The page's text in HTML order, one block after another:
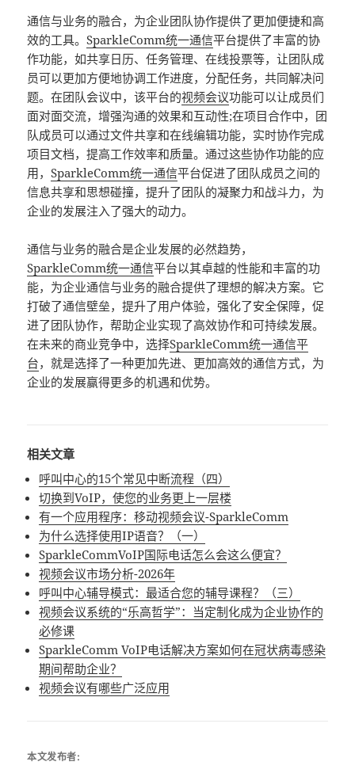
通信与业务的融合，为企业团队协作提供了更加便捷和高
效的工具。SparkleComm统一通信平台提供了丰富的协
作功能，如共享日历、任务管理、在线投票等，让团队成
员可以更加方便地协调工作进度，分配任务，共同解决问
题。在团队会议中，该平台的视频会议功能可以让成员们
面对面交流，增强沟通的效果和互动性;在项目合作中，团
队成员可以通过文件共享和在线编辑功能，实时协作完成
项目文档，提高工作效率和质量。通过这些协作功能的应
用，SparkleComm统一通信平台促进了团队成员之间的
信息共享和思想碰撞，提升了团队的凝聚力和战斗力，为
企业的发展注入了强大的动力。
通信与业务的融合是企业发展的必然趋势，
SparkleComm统一通信平台以其卓越的性能和丰富的功
能，为企业通信与业务的融合提供了理想的解决方案。它
打破了通信壁垒，提升了用户体验，强化了安全保障，促
进了团队协作，帮助企业实现了高效协作和可持续发展。
在未来的商业竞争中，选择SparkleComm统一通信平
台，就是选择了一种更加先进、更加高效的通信方式，为
企业的发展赢得更多的机遇和优势。
相关文章
呼叫中心的15个常见中断流程（四）
切换到VoIP，使您的业务更上一层楼
有一个应用程序：移动视频会议-SparkleComm
为什么选择使用IP语音？（一）
SparkleCommVoIP国际电话怎么会这么便宜？
视频会议市场分析-2026年
呼叫中心辅导模式：最适合您的辅导课程？（三）
视频会议系统的“乐高哲学”：当定制化成为企业协作的
必修课
SparkleComm VoIP电话解决方案如何在冠状病毒感染
期间帮助企业？
视频会议有哪些广泛应用
本文发布者: